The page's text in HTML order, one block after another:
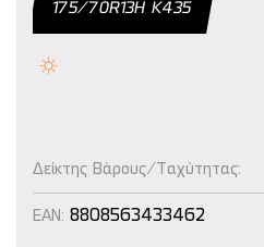
175/70R13H K435
Δείκτης Βάρους/Ταχύτητας:
EAN: 8808563433462